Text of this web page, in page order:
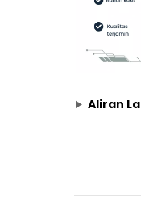
Aliran